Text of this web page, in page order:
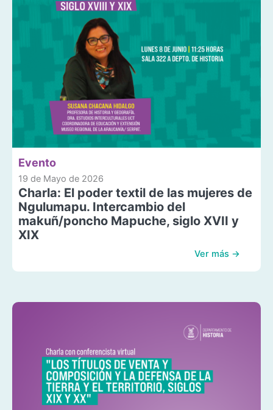
Evento
19 de Mayo de 2026
Charla: El poder textil de las mujeres de
Ngulumapu. Intercambio del
makuñ/poncho Mapuche, siglo XVII y
XIX
Ver más →